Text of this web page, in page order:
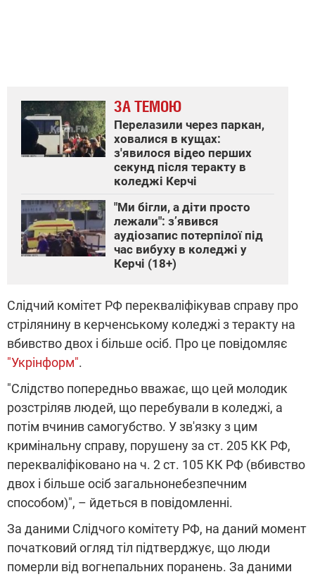
ЗА ТЕМОЮ
Перелазили через паркан,
ховалися в кущах:
з'явилося відео перших
секунд після теракту в
коледжі Керчі
"Ми бігли, а діти просто
лежали": з’явився
аудіозапис потерпілої під
час вибуху в коледжі у
Керчі (18+)
Слідчий комітет РФ перекваліфікував справу про
стрілянину в керченському коледжі з теракту на
вбивство двох і більше осіб. Про це повідомляє
"Укрінформ".
"Слідство попередньо вважає, що цей молодик
розстріляв людей, що перебували в коледжі, а
потім вчинив самогубство. У зв'язку з цим
кримінальну справу, порушену за ст. 205 КК РФ,
перекваліфіковано на ч. 2 ст. 105 КК РФ (вбивство
двох і більше осіб загальнонебезпечним
способом)", – йдеться в повідомленні.
За даними Слідчого комітету РФ, на даний момент
початковий огляд тіл підтверджує, що люди
померли від вогнепальних поранень. За даними